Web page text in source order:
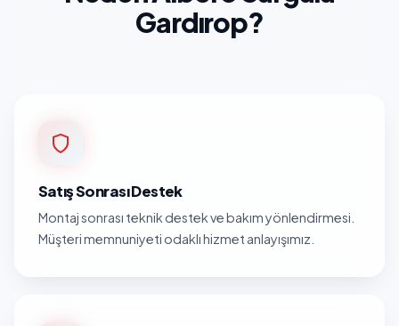
Gardırop?
Satış Sonrası Destek
Montaj sonrası teknik destek ve bakım yönlendirmesi.
Müşteri memnuniyeti odaklı hizmet anlayışımız.